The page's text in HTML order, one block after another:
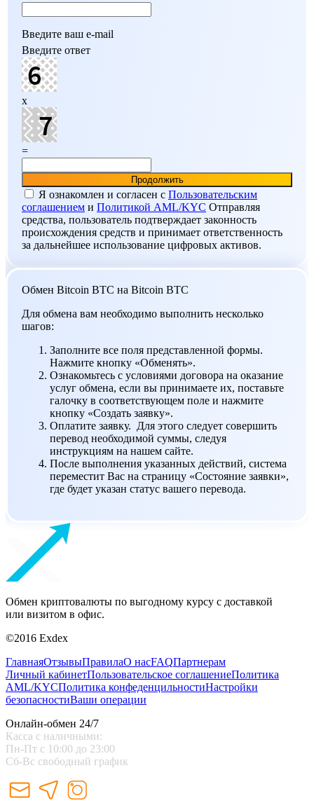
Введите ваш e-mail
Введите ответ
x
=
Я ознакомлен и согласен c Пользовательским
соглашением и Политикой AML/KYC Отправляя
средства, пользователь подтверждает законность
происхождения средств и принимает ответственность
за дальнейшее использование цифровых активов.
Обмен Bitcoin BTC на Bitcoin BTC
Для обмена вам необходимо выполнить несколько
шагов:
Заполните все поля представленной формы.
Нажмите кнопку «Обменять».
Ознакомьтесь с условиями договора на оказание
услуг обмена, если вы принимаете их, поставьте
галочку в соответствующем поле и нажмите
кнопку «Создать заявку».
Оплатите заявку. Для этого следует совершить
перевод необходимой суммы, следуя
инструкциям на нашем сайте.
После выполнения указанных действий, система
переместит Вас на страницу «Состояние заявки»,
где будет указан статус вашего перевода.
Обмен криптовалюты по выгодному курсу с доставкой
или визитом в офис.
©2016 Exdex
ГлавнаяОтзывыПравилаО насFAQПартнерам
Личный кабинетПользовательское соглашениеПолитика
AML/KYCПолитика конфеденцильностиНастройки
безопасностиВаши операции
Онлайн-обмен 24/7
Касса с наличными:
Пн-Пт с 10:00 до 23:00
Сб-Вс свободный график